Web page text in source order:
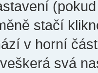
stačí
v horní
svá